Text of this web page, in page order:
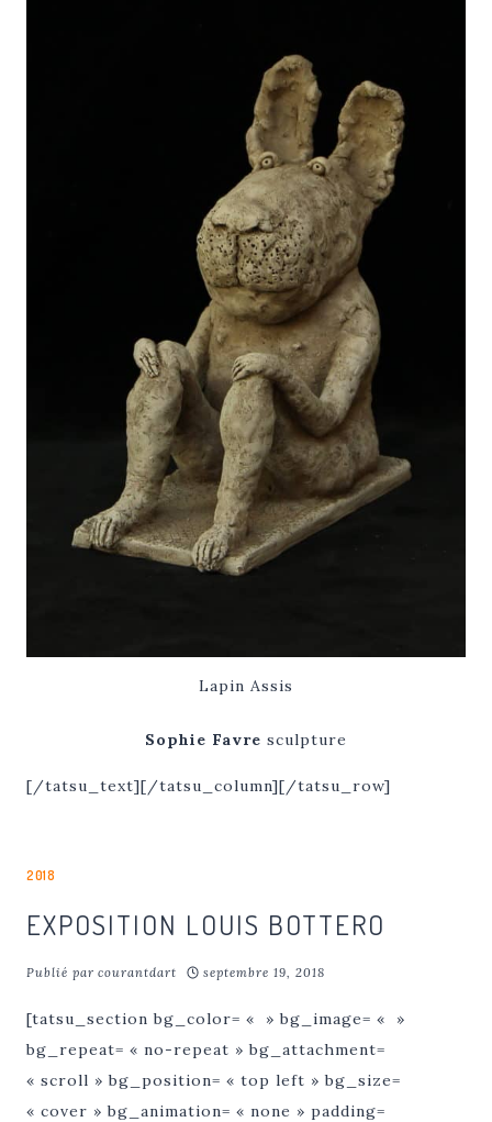
Lapin Assis
Sophie Favre sculpture
[/tatsu_text][/tatsu_column][/tatsu_row]
2018
EXPOSITION LOUIS BOTTERO
Publié par courantdart septembre 19, 2018
[tatsu_section bg_color= « » bg_image= « »
bg_repeat= « no-repeat » bg_attachment=
« scroll » bg_position= « top left » bg_size=
« cover » bg_animation= « none » padding=